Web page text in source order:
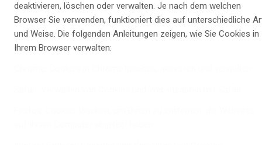
deaktivieren, löschen oder verwalten. Je nach dem welchen
Browser Sie verwenden, funktioniert dies auf unterschiedliche
und Weise. Die folgenden Anleitungen zeigen, wie Sie Cookies in
Ihrem Browser verwalten: